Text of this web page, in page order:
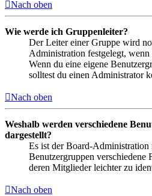
Nach oben
Wie werde ich Gruppenleiter?
Der Leiter einer Gruppe wird
Administration festgelegt,
Wenn du eine eigene
solltest du einen Administrator
Nach oben
Weshalb werden verschiedene
dargestellt?
Es ist der Board-Administration
Benutzergruppen verschiedene
deren Mitglieder leichter zu
Nach oben